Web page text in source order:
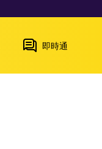
即時通